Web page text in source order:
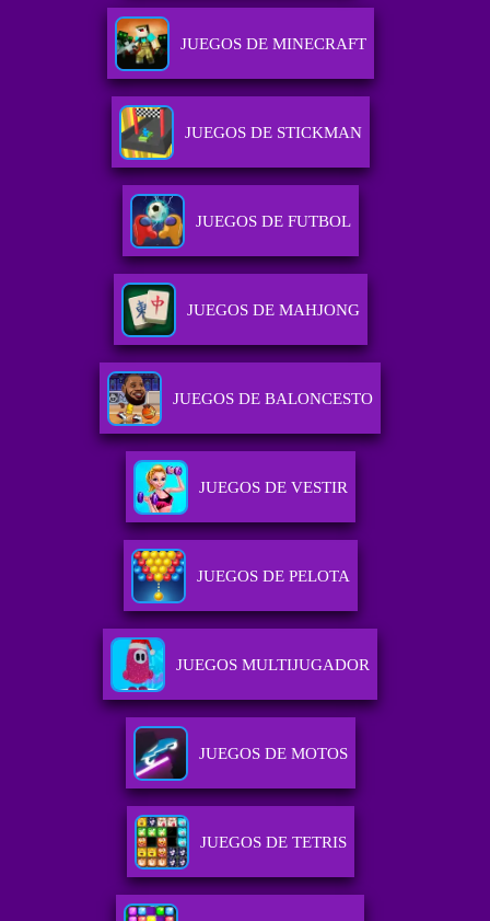
JUEGOS DE MINECRAFT
JUEGOS DE STICKMAN
JUEGOS DE FUTBOL
JUEGOS DE MAHJONG
JUEGOS DE BALONCESTO
JUEGOS DE VESTIR
JUEGOS DE PELOTA
JUEGOS MULTIJUGADOR
JUEGOS DE MOTOS
JUEGOS DE TETRIS